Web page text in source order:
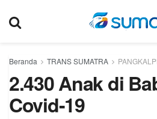
Beranda TRANS SUMATRA
2.430 Anak di
Covid-19